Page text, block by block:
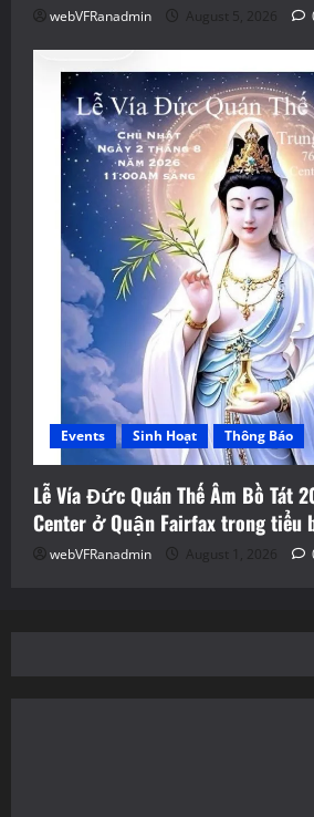
webVFRanadmin August 5, 2026
Events Sinh Hoạt Thông Báo
Lễ Vía Đức Quán Thế Âm Bồ Tát
Center ở Quận Fairfax trong tiểu
webVFRanadmin August 1, 2026